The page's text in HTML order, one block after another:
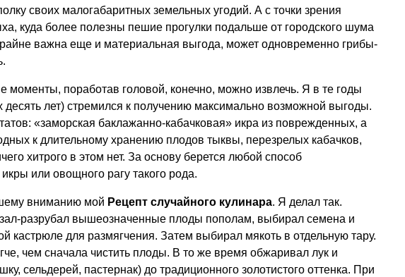
своих малогабаритных земельных угодий. А с точки зрения
куда более полезны пешие прогулки подальше от городского шума
важна еще и материальная выгода, может одновременно грибы-
моменты, поработав головой, конечно, можно извлечь. Я в те годы
лет) стремился к получению максимально возможной выгоды.
«заморская баклажанно-кабачковая» икра из поврежденных, а
к длительному хранению плодов тыквы, перезрелых кабачков,
хитрого в этом нет. За основу берется любой способ
или овощного рагу такого рода.
вниманию мой Рецепт случайного кулинара. Я делал так.
разрубал вышеозначенные плоды пополам, выбирал семена и
кастрюле для размягчения. Затем выбирал мякоть в отдельную тару.
чем сначала чистить плоды. В то же время обжаривал лук и
сельдерей, пастернак) до традиционного золотистого оттенка. При